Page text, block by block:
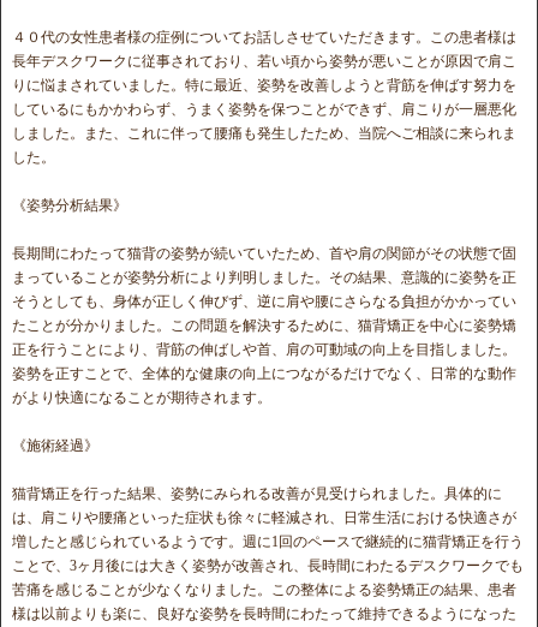
４０代の女性患者様の症例についてお話しさせていただきます。この患者様は
長年デスクワークに従事されており、若い頃から姿勢が悪いことが原因で肩こ
りに悩まされていました。特に最近、姿勢を改善しようと背筋を伸ばす努力を
しているにもかかわらず、うまく姿勢を保つことができず、肩こりが一層悪化
しました。また、これに伴って腰痛も発生したため、当院へご相談に来られま
した。
《姿勢分析結果》
長期間にわたって猫背の姿勢が続いていたため、首や肩の関節がその状態で固
まっていることが姿勢分析により判明しました。その結果、意識的に姿勢を正
そうとしても、身体が正しく伸びず、逆に肩や腰にさらなる負担がかかってい
たことが分かりました。この問題を解決するために、猫背矯正を中心に姿勢矯
正を行うことにより、背筋の伸ばしや首、肩の可動域の向上を目指しました。
姿勢を正すことで、全体的な健康の向上につながるだけでなく、日常的な動作
がより快適になることが期待されます。
《施術経過》
猫背矯正を行った結果、姿勢にみられる改善が見受けられました。具体的に
は、肩こりや腰痛といった症状も徐々に軽減され、日常生活における快適さが
増したと感じられているようです。週に1回のペースで継続的に猫背矯正を行う
ことで、3ヶ月後には大きく姿勢が改善され、長時間にわたるデスクワークでも
苦痛を感じることが少なくなりました。この整体による姿勢矯正の結果、患者
様は以前よりも楽に、良好な姿勢を長時間にわたって維持できるようになった